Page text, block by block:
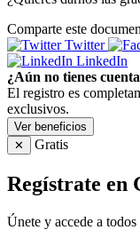
Comparte este
Twitter
LinkedIn
¿Aún no tienes
El registro es
exclusivos.
Ver beneficios
✕
Gratis
Regístrate en
Únete y accede a